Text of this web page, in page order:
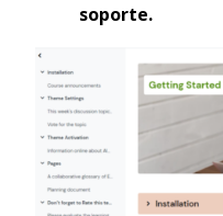
soporte.